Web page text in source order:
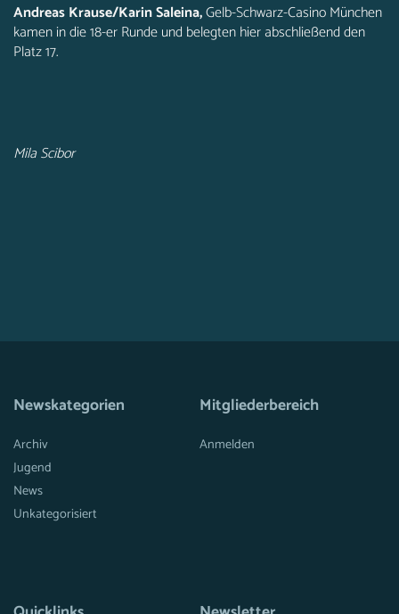
Andreas Krause/Karin Saleina,Gelb-Schwarz-Casino München
kamen in die 18-er Runde und belegten hier abschließend den
Platz 17.
Mila Scibor
Newskategorien
Archiv
Jugend
News
Unkategorisiert
Mitgliederbereich
Anmelden